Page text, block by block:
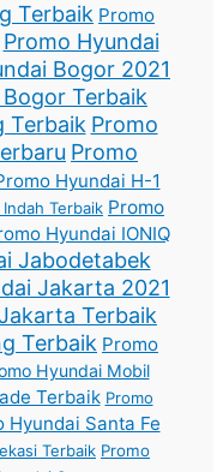
Terbaik Promo
Promo Hyundai
Bogor 2021
Terbaik
Terbaik Promo
Promo
Hyundai H-1
Terbaik Promo
Hyundai IONIQ
Jabodetabek
Jakarta 2021
Terbaik
Terbaik Promo
Hyundai Mobil
Terbaik Promo
Hyundai Santa Fe
Terbaik Promo